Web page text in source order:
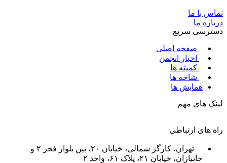
تماس با ما
درباره ما
دسترسی سریع
صفحه اصلی
اخبار انجمن
کمیته ها
شاخه ها
همایش ها
لینک های مهم
راه های ارتباطی
تهران، کارگر شمالی، خیابان ۲۰، بین بلوار فجر ۲ و
جانبازان، خیابان ۲۱، پلاک ۶۱، واحد ۲